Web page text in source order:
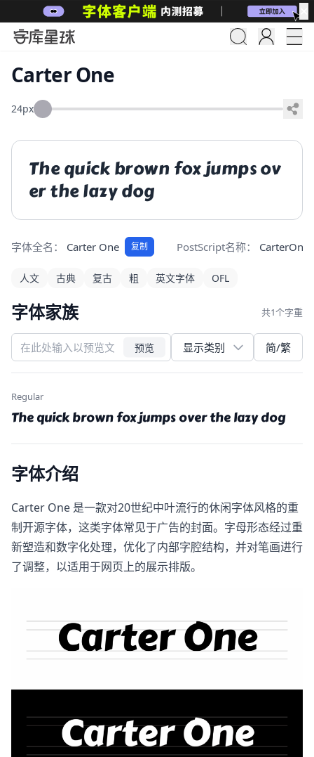
Carter One
24px
The quick brown fox jumps ov
er the lazy dog
字体全名： Carter One 复制 PostScript名称： CarterOne
人文 古典 复古 粗 英文字体 OFL
字体家族 共1个字重
预览 简/繁
Regular
The quick brown fox jumps over the lazy dog
字体介绍
Carter One​ 是一款对20世纪中叶流行的休闲字体风格的重
制开源字体，这类字体常见于广告的封面。字母形态经过重
新塑造和数字化处理，优化了内部字腔结构，并对笔画进行
了调整，以适用于网页上的展示排版。